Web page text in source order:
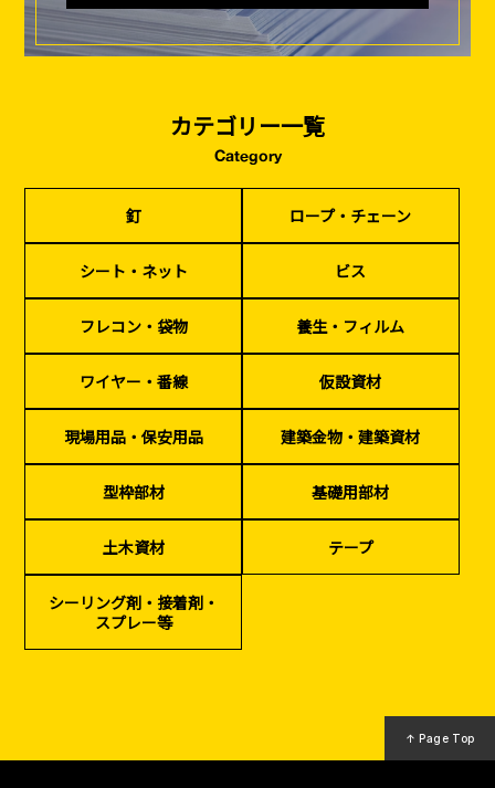
ロープ・チェーン シート・ネット
フレコン・袋物
ワイヤー・番線
仮設資材 現場用品・保安用品 建築金物・建築資材
型枠部材
基礎用部材
テープ
シーリング剤・接着剤・スプレー等
カタログダウンロード
家、マンションを
建てる（建築）
塗装工事
基礎工事・
コンクリート
（型枠工事）
仮説・バリケード
を設ける
イベント設置・
バリケード（保安）
災害、台風対策
・復旧貢献
季節商材
解体・改修工事
カテゴリー一覧
Category
釘 ロープ・チェーン
シート・ネット ビス
フレコン・袋物 養生・フィルム
ワイヤー・番線 仮設資材
現場用品・保安用品 建築金物・建築資材
型枠部材 基礎用部材
土木資材 テープ
シーリング剤・接着剤・
スプレー等
↑ Page Top